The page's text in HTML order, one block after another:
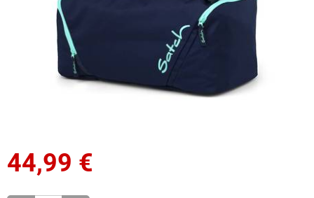
44,99 €